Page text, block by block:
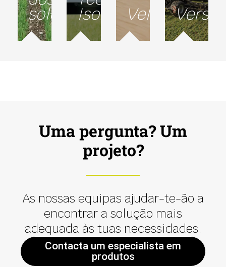
solos Isobus Velocidade
Uma pergunta? Um
projeto?
As nossas equipas ajudar-te-ão a
encontrar a solução mais
adequada às tuas necessidades.
Contacta um especialista em
produtos